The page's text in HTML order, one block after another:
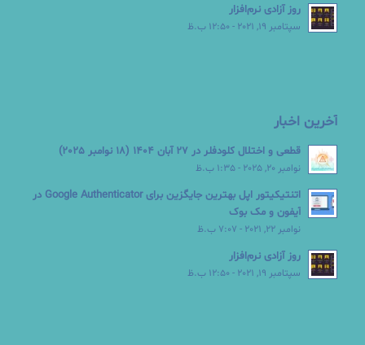
روز آزادی نرم‌افزار
سپتامبر 19, 2021 - 12:50 ب.ظ
آخرین اخبار
قطعی و اختلال کلودفلر در 27 آبان 1404 (18 نوامبر 2025)
نوامبر 20, 2025 - 1:35 ب.ظ
اتنتیکیتور اپل بهترین جایگزین برای Google Authenticator در
آیفون و مک بوک
نوامبر 22, 2021 - 7:07 ب.ظ
روز آزادی نرم‌افزار
سپتامبر 19, 2021 - 12:50 ب.ظ